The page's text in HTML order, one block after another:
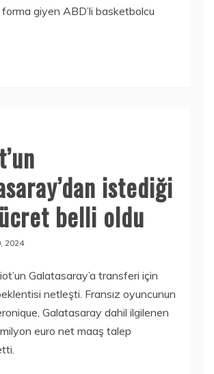
forma giyen ABD’li basketbolcu
istediği
belli oldu
2024
Galatasaray’a transferi için
netleşti. Fransız oyuncunun
Galatasaray dahil ilgilenen
euro net maaş talep